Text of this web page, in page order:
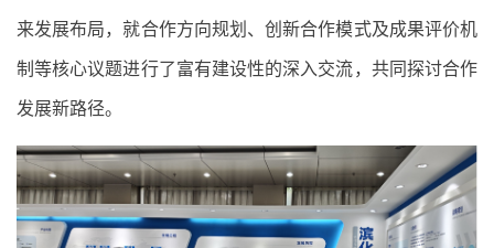
来发展布局，就合作方向规划、创新合作模式及成果评价机
制等核心议题进行了富有建设性的深入交流，共同探讨合作
发展新路径。